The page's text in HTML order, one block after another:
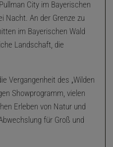
City im Bayerischen
Nacht. An der Grenze zu
im Bayerischen Wald
Landschaft, die
Vergangenheit des „Wilden
Showprogramm, vielen
Erleben von Natur und
für Groß und